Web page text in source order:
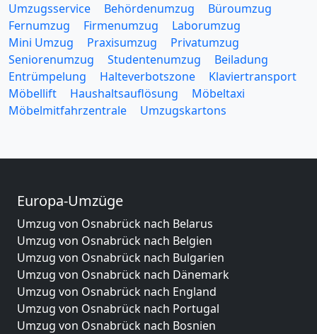
Umzugsservice Behördenumzug
Büroumzug
Fernumzug
Firmenumzug
Laborumzug
Mini Umzug
Praxisumzug
Privatumzug
Seniorenumzug
Studentenumzug
Beiladung
Entrümpelung
Halteverbotszone
Klaviertransport
Möbellift
Haushaltsauflösung
Möbeltaxi
Möbelmitfahrzentrale
Umzugskartons
Europa-Umzüge
Umzug von Osnabrück nach Belarus
Umzug von Osnabrück nach Belgien
Umzug von Osnabrück nach Bulgarien
Umzug von Osnabrück nach Dänemark
Umzug von Osnabrück nach England
Umzug von Osnabrück nach Portugal
Umzug von Osnabrück nach Bosnien